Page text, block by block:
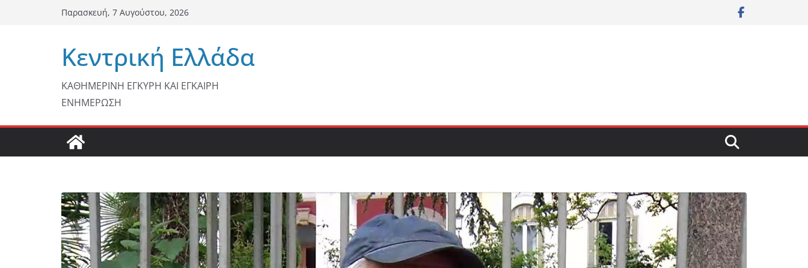
Παρασκευή, 7 Αυγούστου, 2026
Κεντρική Ελλάδα
ΚΑΘΗΜΕΡΙΝΗ ΕΓΚΥΡΗ ΚΑΙ ΕΓΚΑΙΡΗ
ΕΝΗΜΕΡΩΣΗ